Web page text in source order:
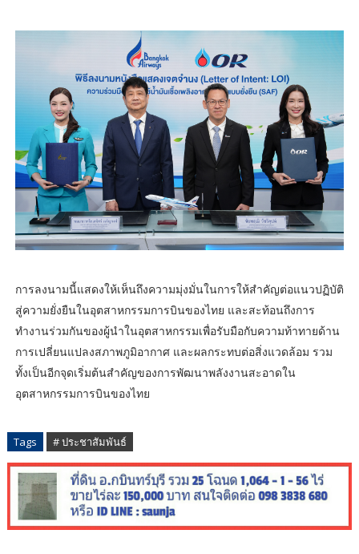
การลงนามนี้แสดงให้เห็นถึงความมุ่งมั่นในการให้สำคัญต่อแนวปฏิบัติ
สู่ความยั่งยืนในอุตสาหกรรมการบินของไทย และสะท้อนถึงการ
ทำงานร่วมกันของผู้นำในอุตสาหกรรมเพื่อรับมือกับความท้าทายด้าน
การเปลี่ยนแปลงสภาพภูมิอากาศ และผลกระทบต่อสิ่งแวดล้อม รวม
ทั้งเป็นอีกจุดเริ่มต้นสำคัญของการพัฒนาพลังงานสะอาดใน
อุตสาหกรรมการบินของไทย
Tags # ประชาสัมพันธ์